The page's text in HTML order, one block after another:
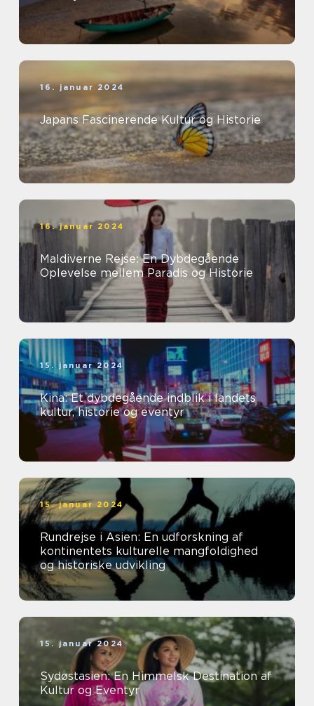
16. januar 2024
Japans Fascinerende Kultur og Historie
16. januar 2024
Maldiverne Rejse: En Dybdegående
Oplevelse mellem Paradis og Historie
15. januar 2024
Kina: Et dybdegående indblik i landets
kultur, historie og eventyr
15. januar 2024
Rundrejse i Asien: En udforskning af
kontinentets kulturelle mangfoldighed
og historiske udvikling
15. januar 2024
Sydøstasien: En Himmelsk Destination af
Kultur og Eventyr